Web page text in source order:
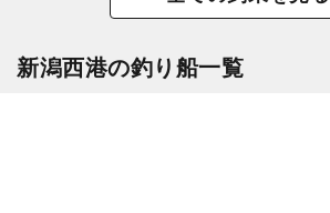
新潟西港の釣り船一覧